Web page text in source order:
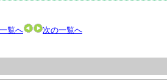
覧へ 次の一覧へ